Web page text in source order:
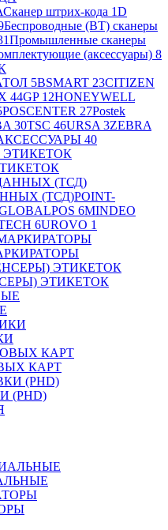
Сканер штрих-кода 1D
Беспроводные (BT) сканеры
Промышленные сканеры
(аксессуары) 8
5BSMART 23CITIZEN
44GP12HONEYWELL
POSCENTER 27Postek
30TSC 46URSA 3ZEBRA
40
(ТСД)POINT-
6MINDEO
6UROVO 1
ЭТИКЕТОК
КАРТ
(PHD)